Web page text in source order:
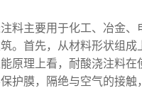
主要用于化工、冶金、
。首先，从材料形状组
原理上看，耐酸浇注料
护膜，隔绝与空气的接